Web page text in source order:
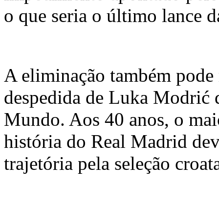
o que seria o último lance
A eliminação também pode
despedida de Luka Modrić
Mundo. Aos 40 anos, o
história do Real Madrid
trajetória pela seleção